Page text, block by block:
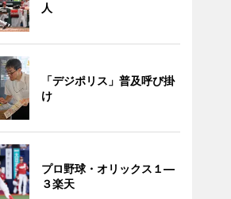
人
「デジポリス」普及呼び掛
け
プロ野球・オリックス１―
３楽天